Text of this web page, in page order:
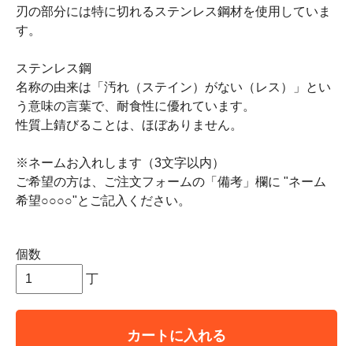
刃の部分には特に切れるステンレス鋼材を使用していま
す。
ステンレス鋼
名称の由来は「汚れ（ステイン）がない（レス）」とい
う意味の言葉で、耐食性に優れています。
性質上錆びることは、ほぼありません。
※ネームお入れします（3文字以内）
ご希望の方は、ご注文フォームの「備考」欄に "ネーム
希望○○○○"とご記入ください。
個数
丁
カートに入れる